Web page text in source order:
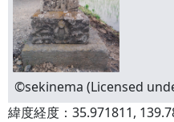
©sekinema (Licensed
緯度経度：35.971811,